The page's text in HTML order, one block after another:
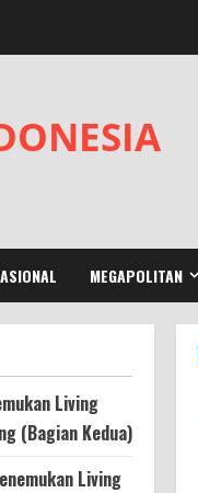
MEGAPOLITAN
Living
(Bagian Kedua)
Living